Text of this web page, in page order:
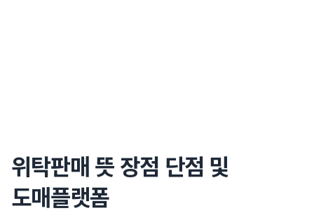
위탁판매 뜻 장점 단점 및
도매플랫폼